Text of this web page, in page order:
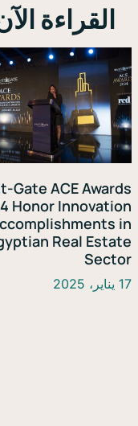
الآن
Invest-Gate ACE
2024 Honor
and
the Egyptian Real